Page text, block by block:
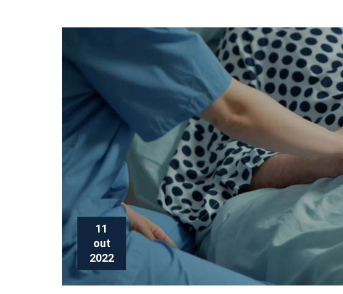
11
out
2022